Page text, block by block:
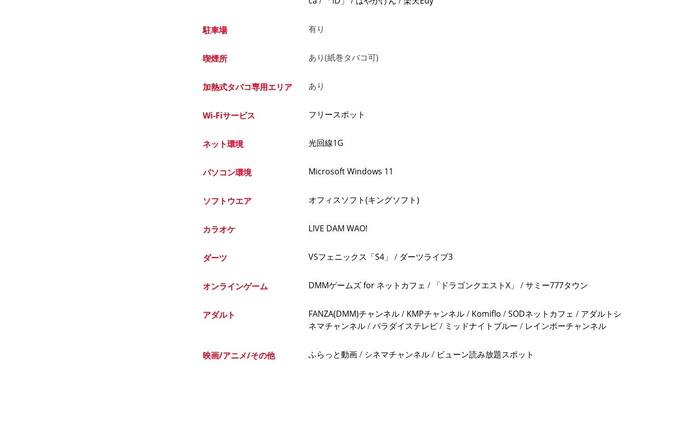
駐車場 有り
喫煙所 あり(紙巻タバコ可)
加熱式タバコ専用エリア あり
Wi-Fiサービス フリースポット
ネット環境 光回線1G
パソコン環境 Microsoft Windows 11
ソフトウエア オフィスソフト(キングソフト)
カラオケ LIVE DAM WAO!
ダーツ VSフェニックス「S4」 / ダーツライブ3
オンラインゲーム DMMゲームズ for ネットカフェ / 「ドラゴンクエストX」 /サミー777タウン
アダルト FANZA(DMM)チャンネル/ KMPチャンネル/ Komiflo /SODネットカフェ / アダルトシ
ネマチャンネル/パラダイステレビ/ ミッドナイトブルー / レインボーチャンネル
映画/アニメ/その他 ふらっと動画/ シネマチャンネル/ ビューン読み放題スポット